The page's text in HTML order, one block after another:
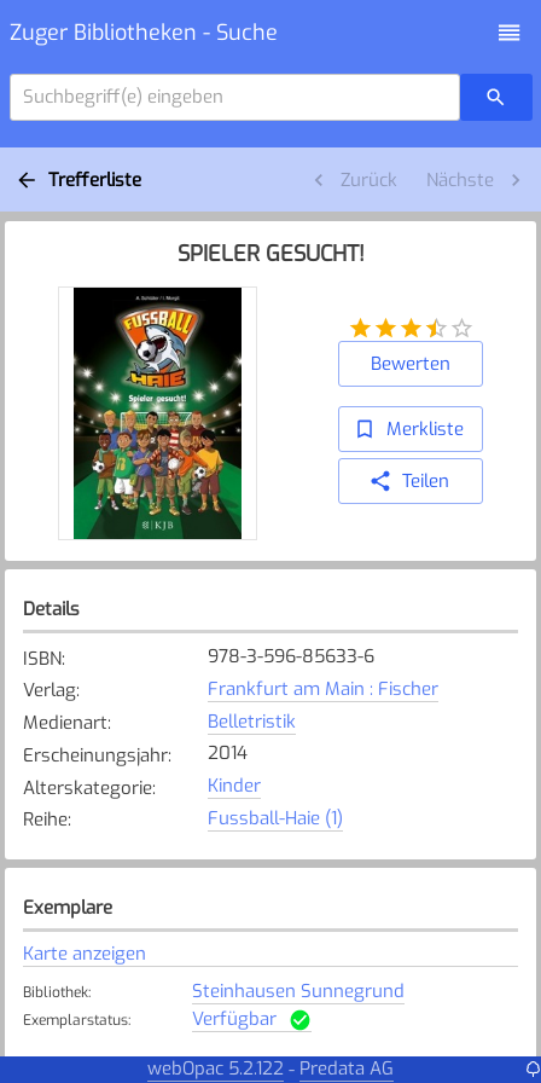
Zuger Bibliotheken - Suche
Suchbegriff(e) eingeben
Trefferliste Zurück Nächste
SPIELER GESUCHT!
Bewerten
Merkliste
Teilen
Details
ISBN:
978-3-596-85633-6
Verlag:
Frankfurt am Main : Fischer
Medienart:
Belletristik
Erscheinungsjahr:
2014
Alterskategorie:
Kinder
Reihe: Fussball-Haie (1)
Exemplare
Karte anzeigen
Bibliothek: Steinhausen Sunnegrund
Exemplarstatus: Verfügbar
Hünenberg
webOpac 5.2.122 - Predata AG